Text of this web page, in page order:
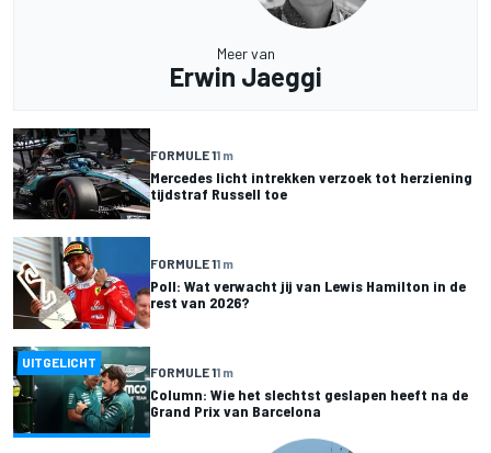
Meer van
Erwin Jaeggi
FORMULE 11 m
Mercedes licht intrekken verzoek tot herziening
tijdstraf Russell toe
FORMULE 11 m
Poll: Wat verwacht jij van Lewis Hamilton in de
rest van 2026?
UITGELICHT
FORMULE 11 m
Column: Wie het slechtst geslapen heeft na de
Grand Prix van Barcelona